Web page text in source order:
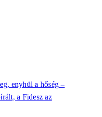
enyhül a hőség –
a Fidesz az